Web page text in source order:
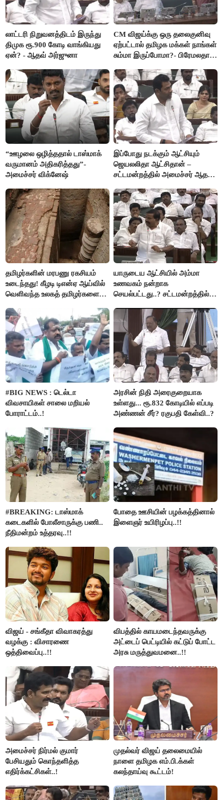
லாட்டரி நிறுவனத்திடம் இருந்து
திமுக ரூ.900 கோடி வாங்கியது
ஏன்? - ஆதவ் அர்ஜுனா
CM விஜய்க்கு ஒரு தலைகுனிவு
ஏற்பட்டால் தமிழக மக்கள் நாங்கள்
சும்மா இருப்போமா?- பிரேமலதா
“ஊழலை ஒழித்ததால் டாஸ்மாக்
வருமானம் அதிகரித்தது”-
அமைச்சர் விக்னேஷ்
இப்போது நடக்கும் ஆட்சியும்
ஜெயலலிதா ஆட்சிதான் –
சட்டமன்றத்தில் அமைச்சர் ஆதவ்
தமிழர்களின் மரபணு ரகசியம்
உடைந்தது! கீழடி டிஎன்ஏ ஆய்வில்
வெளிவந்த உலகத் தமிழர்களை
யாருடைய ஆட்சியில் அம்மா
உணவகம் நன்றாக
செயல்பட்டது..? சட்டமன்றத்தில்
#BIG NEWS : டெல்டா
விவசாயிகள் சாலை மறியல்
போராட்டம்..!
அரசின் நிதி அரைகுறையாக
உள்ளது... ரூ.832 கோடியில் எப்படி
அண்ணன் சீர்? ரகுபதி கேள்வி..?
#BREAKING: டாஸ்மாக்
கடைகளில் போலீசாருக்கு பணி..
நீதிமன்றம் உத்தரவு..!!
போதை ஊசியின் பழக்கத்தினால்
இளைஞர் உயிரிழப்பு..!!
விஜய் - சங்கீதா விவாகரத்து
வழக்கு : விசாரணை
ஒத்திவைப்பு..!!
விபத்தில் காயமடைந்தவருக்கு
அட்டைப் பெட்டியில் கட்டுப் போட்ட
அரசு மருத்துவமனை..!!
அமைச்சர் நிர்மல் குமார்
பேசியதும் கொந்தளித்த
எதிர்க்கட்சிகள்..!
முதல்வர் விஜய் தலைமையில்
நாளை தமிழக எம்.பி.க்கள்
கலந்தாய்வு கூட்டம்!